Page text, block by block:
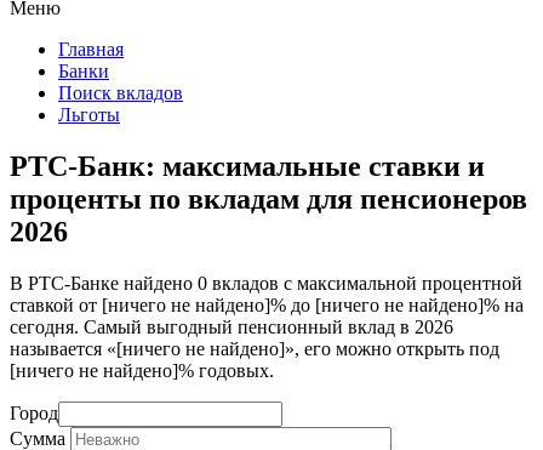
Меню
Главная
Банки
Поиск вкладов
Льготы
РТС-Банк: максимальные ставки и
проценты по вкладам для пенсионеров
2026
В РТС-Банке найдено 0 вкладов с максимальной процентной
ставкой от [ничего не найдено]% до [ничего не найдено]% на
сегодня. Самый выгодный пенсионный вклад в 2026
называется «[ничего не найдено]», его можно открыть под
[ничего не найдено]% годовых.
Город
Сумма